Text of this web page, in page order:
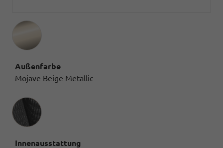
Außenfarbe
Mojave Beige Metallic
Innenausstattung
Innenausstattung